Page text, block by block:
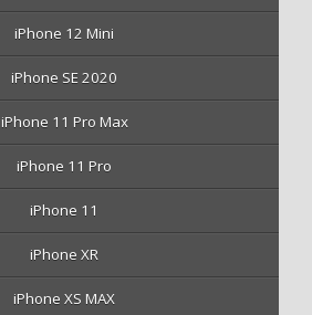
iPhone 12 Mini
iPhone SE 2020
iPhone 11 Pro Max
iPhone 11 Pro
iPhone 11
iPhone XR
iPhone XS MAX